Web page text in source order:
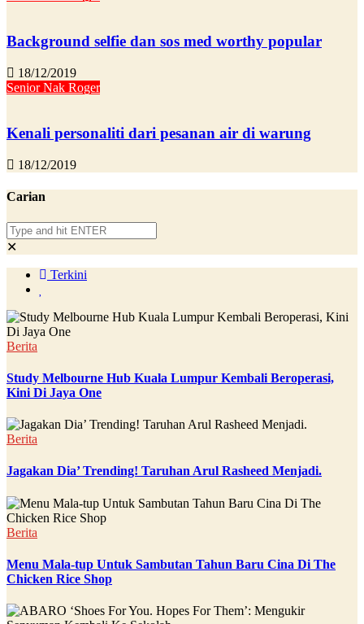
Background selfie dan sos med worthy popular
18/12/2019
Senior Nak Roger
Kenali personaliti dari pesanan air di warung
18/12/2019
Carian
✕
Terkini
Berita
Study Melbourne Hub Kuala Lumpur Kembali Beroperasi,
Kini Di Jaya One
Berita
Jagakan Dia’ Trending! Taruhan Arul Rasheed Menjadi.
Berita
Menu Mala-tup Untuk Sambutan Tahun Baru Cina Di The
Chicken Rice Shop